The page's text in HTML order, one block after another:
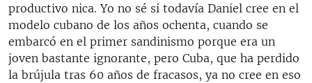
productivo nica. Yo no sé si todavía Daniel cree en el
modelo cubano de los años ochenta, cuando se
embarcó en el primer sandinismo porque era un
joven bastante ignorante, pero Cuba, que ha perdido
la brújula tras 60 años de fracasos, ya no cree en eso